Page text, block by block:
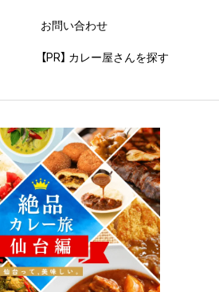
お問い合わせ
【PR】 カレー屋さんを探す